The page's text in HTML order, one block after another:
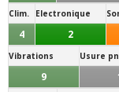
Clim. Electronique
4 2
Vibrations Usure
9